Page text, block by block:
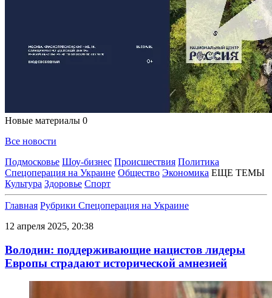
Новые материалы 0
Все новости
Подмосковье Шоу-бизнес Происшествия Политика
Спецоперация на Украине Общество Экономика ЕЩЕ ТЕМЫ
Культура Здоровье Спорт
Главная Рубрики Спецоперация на Украине
12 апреля 2025, 20:38
Володин: поддерживающие нацистов лидеры
Европы страдают исторической амнезией